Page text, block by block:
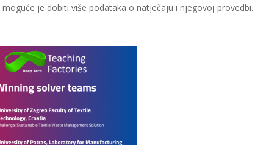
moguće je dobiti više podataka o natječaju i njegovoj provedbi.